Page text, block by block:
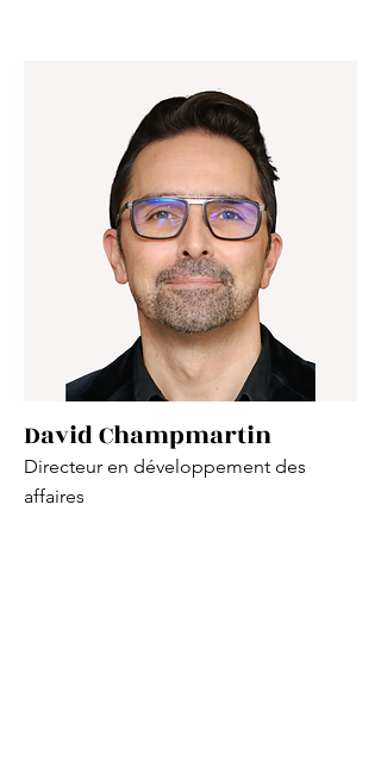
David Champmartin
Directeur en développement des
affaires